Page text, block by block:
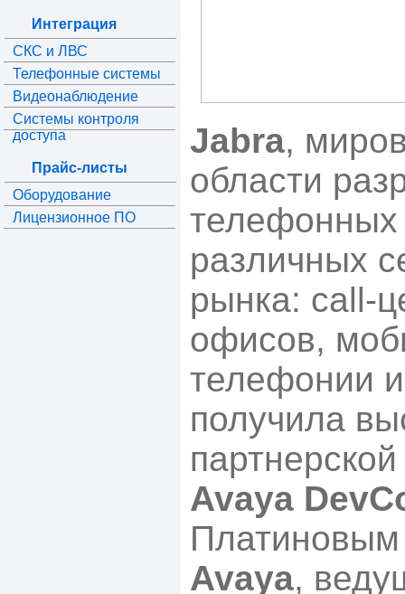
Интеграция
СКС и ЛВС
Телефонные системы
Видеонаблюдение
Системы контроля
доступа
Прайс-листы
Оборудование
Лицензионное ПО
Jabra,
области
телефонных
различных
рынка: call-
офисов,
телефонии
получила
Avaya
Avaya,